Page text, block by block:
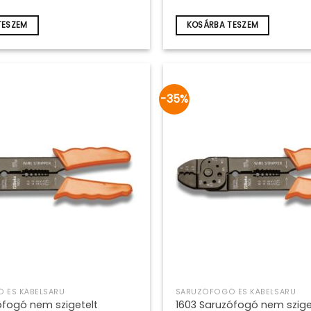
670Ft. 455Ft.
KOSÁRBA TESZEM
ÉS KÁBELSARU
nem szigetelt
-35%
SARUZÓFOGÓ ÉS KÁBELSARU
1603 Saruzófogó nem